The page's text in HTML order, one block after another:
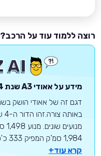
רוצה ללמוד עוד על הרכב?
מידע על אאודי A3שנת 2024
1,984 סמ'ק המפיק 333 כ'ס, מנוע 1,498 סמ'ק המפיק
קרא עוד+